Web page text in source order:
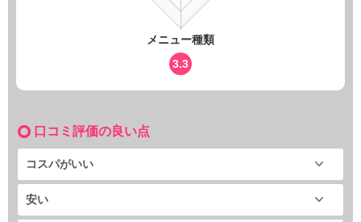
メニュー種類
3.3
口コミ評価の良い点
コスパがいい
安い